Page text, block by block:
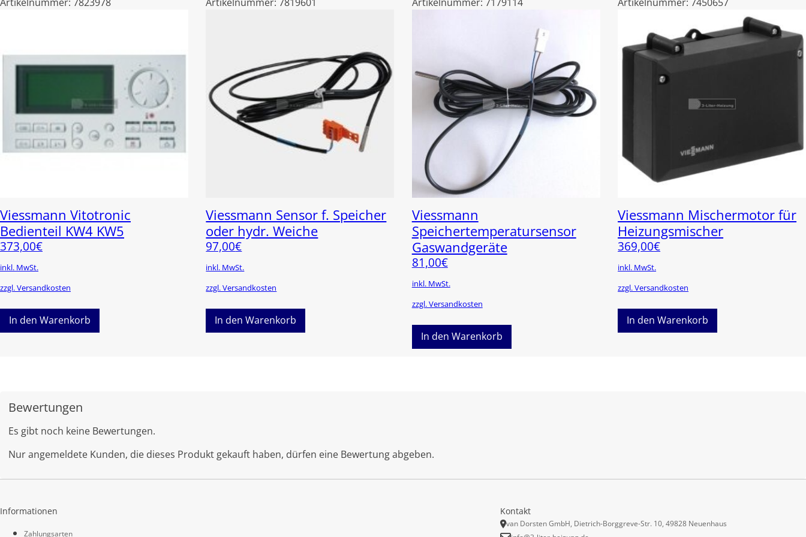
Viessmann Vitotronic
Bedienteil KW4 KW5
373,00€
inkl. MwSt.
zzgl. Versandkosten
In den Warenkorb
Viessmann Sensor f. Speicher
oder hydr. Weiche
97,00€
inkl. MwSt.
zzgl. Versandkosten
In den Warenkorb
Viessmann
Speichertemperatursensor
Gaswandgeräte
81,00€
inkl. MwSt.
zzgl. Versandkosten
In den Warenkorb
Viessmann Mischermotor für
Heizungsmischer
369,00€
inkl. MwSt.
zzgl. Versandkosten
In den Warenkorb
Bewertungen
Es gibt noch keine Bewertungen.
Nur angemeldete Kunden, die dieses Produkt gekauft haben, dürfen eine Bewertung abgeben.
Informationen
Zahlungsarten
Kontakt
van Dorsten GmbH, Dietrich-Borggreve-Str. 10, 49828 Neuenhaus